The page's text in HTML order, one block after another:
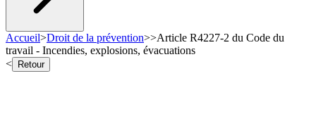
Accueil>Droit de la prévention>>Article R4227-2 du Code du
travail - Incendies, explosions, évacuations
<
Retour